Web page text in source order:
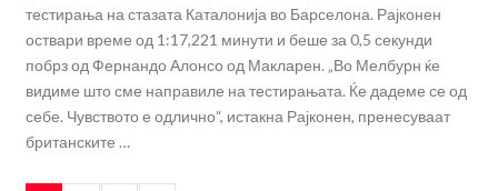
тестирања на стазата Каталонија во Барселона. Рајконен
оствари време од 1:17,221 минути и беше за 0,5 секунди
побрз од Фернандо Алонсо од Макларен. „Во Мелбурн ќе
видиме што сме направиле на тестирањата. Ќе дадеме се од
себе. Чувството е одлично“, истакна Рајконен, пренесуваат
британските …